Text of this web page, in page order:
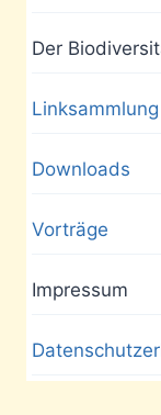
Der
Linksammlung
Downloads
Vorträge
Impressum